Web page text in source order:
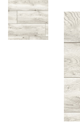
КОНТАКТЫ